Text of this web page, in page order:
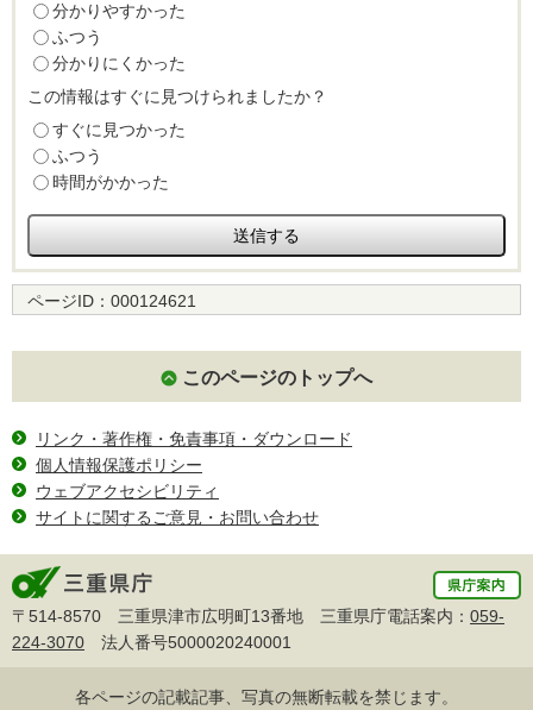
分かりやすかった
ふつう
分かりにくかった
この情報はすぐに見つけられましたか？
すぐに見つかった
ふつう
時間がかかった
ページID： 000124621
このページのトップへ
リンク・著作権・免責事項・ダウンロード
個人情報保護ポリシー
ウェブアクセシビリティ
サイトに関するご意見・お問い合わせ
〒514-8570 三重県津市広明町13番地 三重県庁電話案内： 059-
224-3070 法人番号5000020240001
各ページの記載記事、写真の無断転載を禁じます。